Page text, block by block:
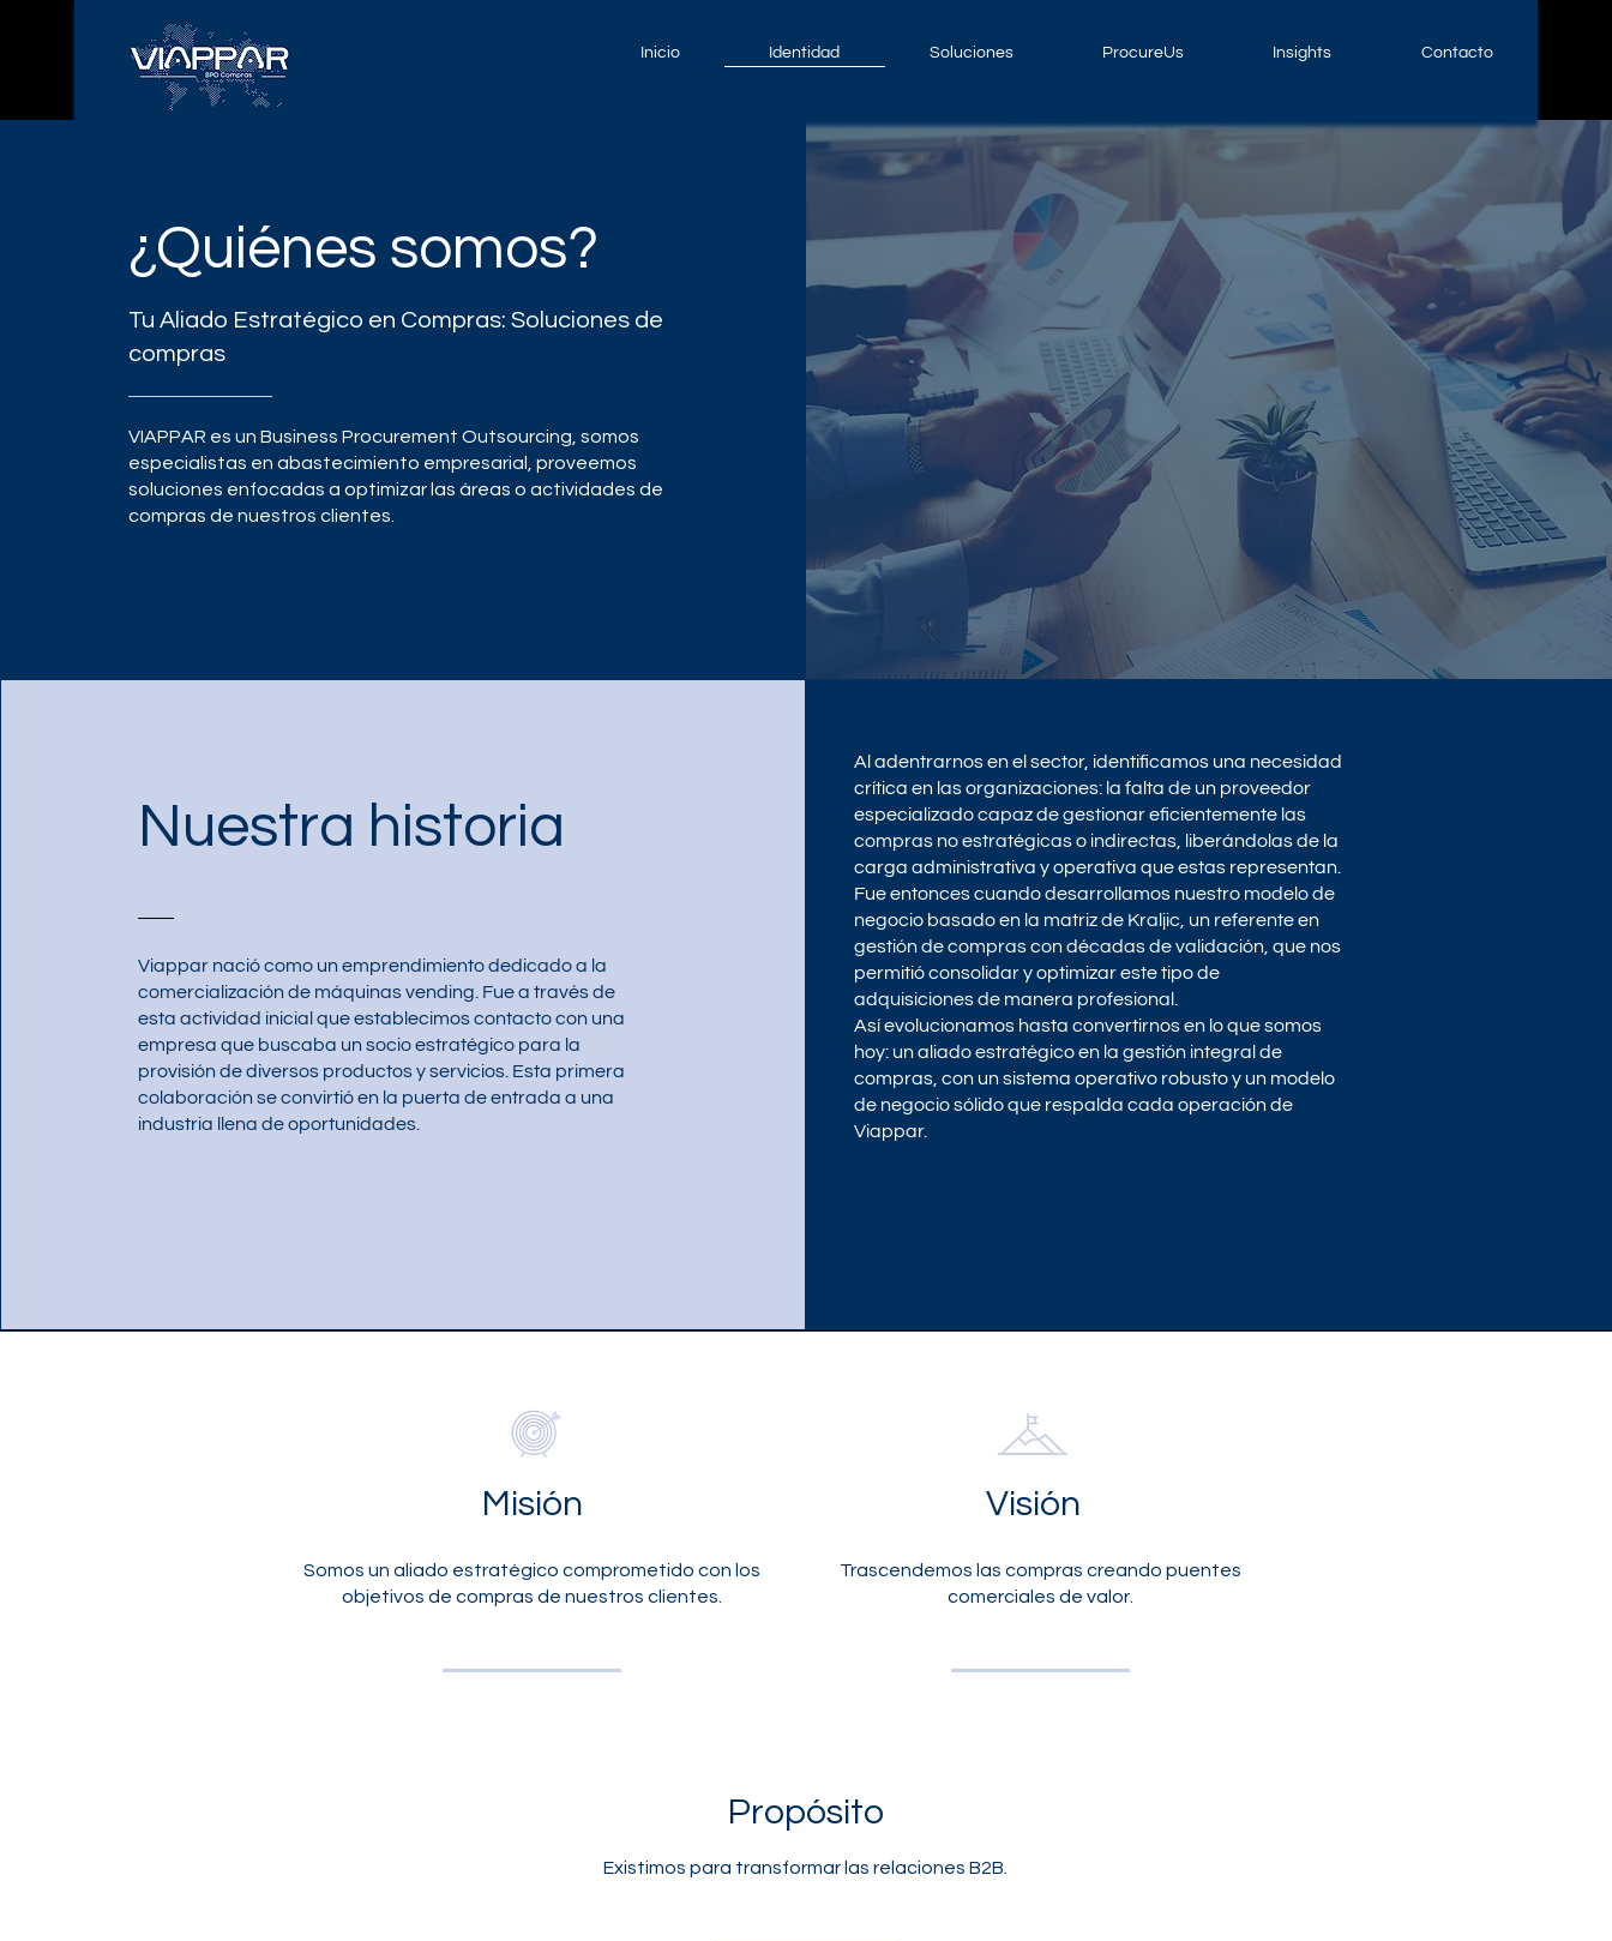
Inicio Identidad Soluciones ProcureUs Insights Contacto
¿Quiénes somos?
Tu Aliado Estratégico en Compras: Soluciones de
compras
VIAPPAR es un Business Procurement Outsourcing, somos
especialistas en abastecimiento empresarial, proveemos
soluciones enfocadas a optimizar las áreas o actividades de
compras de nuestros clientes.
Nuestra historia
Viappar nació como un emprendimiento dedicado a la
comercialización de máquinas vending. Fue a través de
esta actividad inicial que establecimos contacto con una
empresa que buscaba un socio estratégico para la
provisión de diversos productos y servicios. Esta primera
colaboración se convirtió en la puerta de entrada a una
industria llena de oportunidades.
Al adentrarnos en el sector, identificamos una necesidad
crítica en las organizaciones: la falta de un proveedor
especializado capaz de gestionar eficientemente las
compras no estratégicas o indirectas, liberándolas de la
carga administrativa y operativa que estas representan.
Fue entonces cuando desarrollamos nuestro modelo de
negocio basado en la matriz de Kraljic, un referente en
gestión de compras con décadas de validación, que nos
permitió consolidar y optimizar este tipo de
adquisiciones de manera profesional.
Así evolucionamos hasta convertirnos en lo que somos
hoy: un aliado estratégico en la gestión integral de
compras, con un sistema operativo robusto y un modelo
de negocio sólido que respalda cada operación de
Viappar.
Misión Visión
Somos un aliado estratégico comprometido con los
objetivos de compras de nuestros clientes.
Trascendemos las compras creando puentes
comerciales de valor.
Propósito
Existimos para transformar las relaciones B2B.